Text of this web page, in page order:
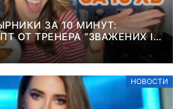
ЗА 10 МИНУТ:
ОТ ТРЕНЕРА “ЗВАЖЕНИХ І
ЛУЦЕНКО
НОВОСТИ